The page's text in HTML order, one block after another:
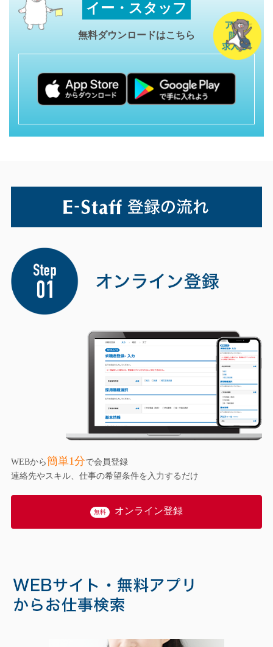
イー・スタッフ
無料ダウンロードはこちら
WEBから簡単1分で会員登録
連絡先やスキル、仕事の希望条件を入力するだけ
無料 オンライン登録